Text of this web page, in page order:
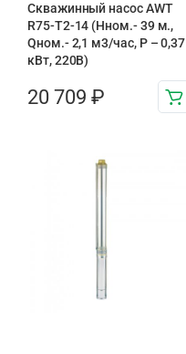
Скважинный насос AWT
R75-T2-14 (Нном.- 39 м.,
Qном.- 2,1 м3/час, Р – 0,37
кВт, 220В)
20 709 ₽